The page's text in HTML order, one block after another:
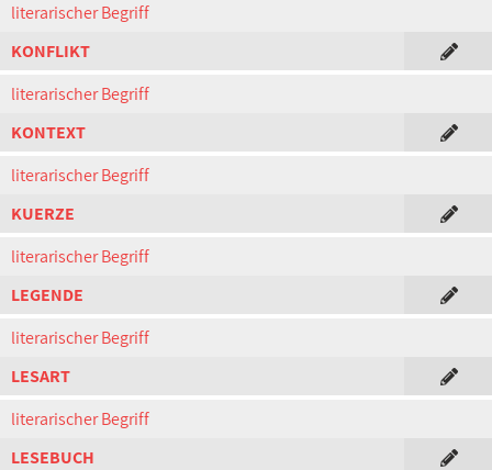
literarischer Begriff
KONFLIKT
literarischer Begriff
KONTEXT
literarischer Begriff
KUERZE
literarischer Begriff
LEGENDE
literarischer Begriff
LESART
literarischer Begriff
LESEBUCH